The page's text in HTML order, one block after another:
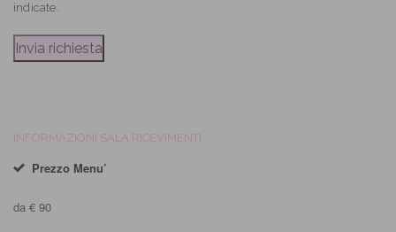
indicate.
INFORMAZIONI SALA RICEVIMENTI
Prezzo Menu’
da € 90